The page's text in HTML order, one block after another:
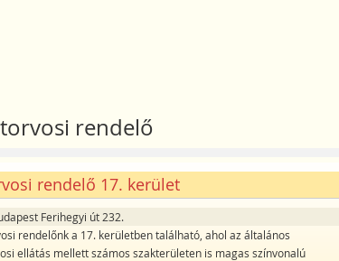
rendelő
rendelő 17. kerület
Ferihegyi út 232.
rendelőnk a 17. kerületben található, ahol az általános
ellátás mellett számos szakterületen is magas színvonalú